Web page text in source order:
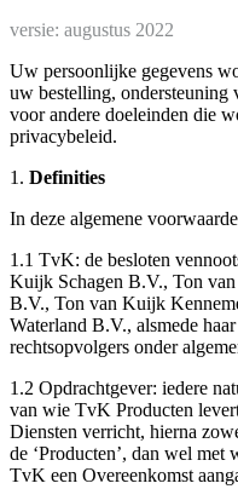
versie: augustus 2022
Uw persoonlijke gegevens
uw bestelling, ondersteuning
voor andere doeleinden die
privacybeleid.
1. Definities
In deze algemene
1.1 TvK: de besloten
Kuijk Schagen B.V., Ton
B.V., Ton van Kuijk
Waterland B.V., alsmede haar
rechtsopvolgers onder
1.2 Opdrachtgever: iedere
van wie TvK Producten
Diensten verricht, hierna
de ‘Producten’, dan wel met
TvK een Overeenkomst